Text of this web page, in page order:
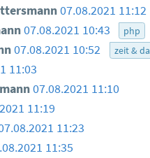
07.08.2021 11:12
07.08.2021 10:43 php
07.08.2021 10:52 zeit &
11:03
07.08.2021 11:10
11:19
11:23
11:35